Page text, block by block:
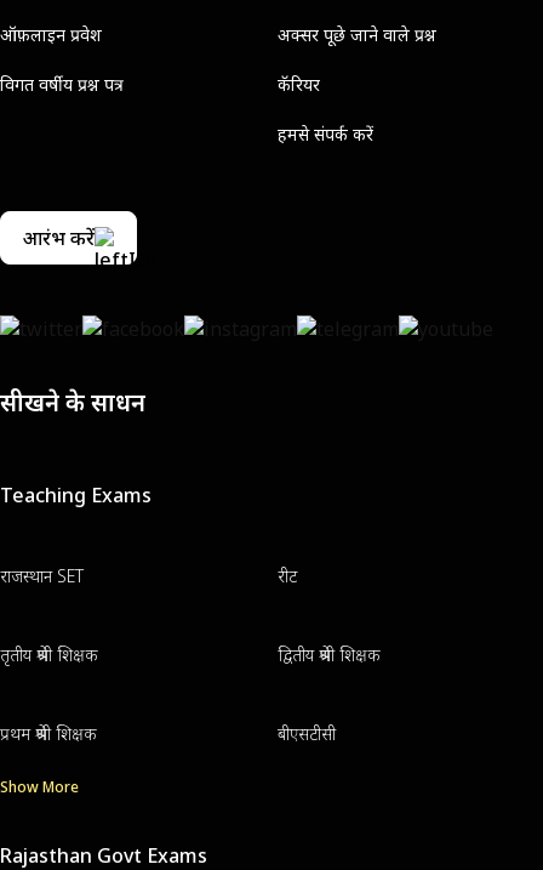
ऑफ़लाइन प्रवेश
विगत वर्षीय प्रश्न पत्र
अक्सर पूछे जाने वाले प्रश्न
कॅरियर
हमसे संपर्क करें
आरंभ करें
सीखने के साधन
Teaching Exams
राजस्थान SET रीट
तृतीय श्रेणी शिक्षक द्वितीय श्रेणी शिक्षक
प्रथम श्रेणी शिक्षक बीएसटीसी
Show More
Rajasthan Govt Exams